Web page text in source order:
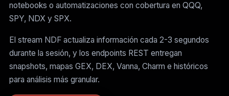
notebooks o automatizaciones con cobertura en QQQ,
SPY, NDX y SPX.
El stream NDF actualiza información cada 2-3 segundos
durante la sesión, y los endpoints REST entregan
snapshots, mapas GEX, DEX, Vanna, Charm e históricos
para análisis más granular.